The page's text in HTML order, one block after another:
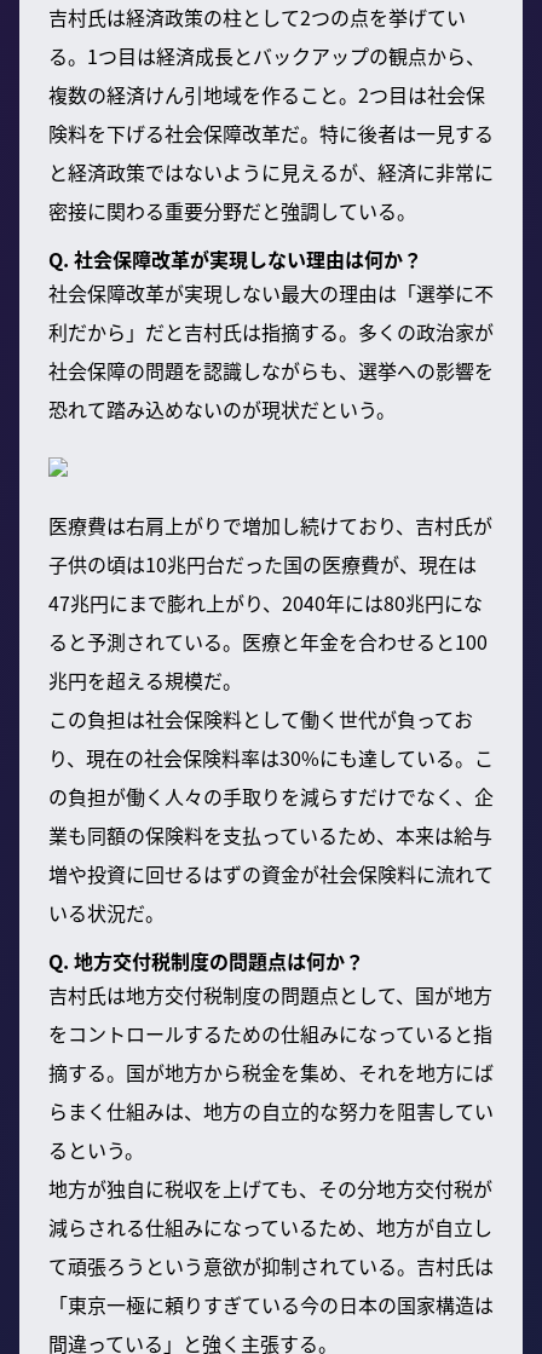
吉村氏は経済政策の柱として2つの点を挙げてい
る。1つ目は経済成長とバックアップの観点から、
複数の経済けん引地域を作ること。2つ目は社会保
険料を下げる社会保障改革だ。特に後者は一見する
と経済政策ではないように見えるが、経済に非常に
密接に関わる重要分野だと強調している。
Q. 社会保障改革が実現しない理由は何か？
社会保障改革が実現しない最大の理由は「選挙に不
利だから」だと吉村氏は指摘する。多くの政治家が
社会保障の問題を認識しながらも、選挙への影響を
恐れて踏み込めないのが現状だという。
医療費は右肩上がりで増加し続けており、吉村氏が
子供の頃は10兆円台だった国の医療費が、現在は
47兆円にまで膨れ上がり、2040年には80兆円にな
ると予測されている。医療と年金を合わせると100
兆円を超える規模だ。
この負担は社会保険料として働く世代が負ってお
り、現在の社会保険料率は30%にも達している。こ
の負担が働く人々の手取りを減らすだけでなく、企
業も同額の保険料を支払っているため、本来は給与
増や投資に回せるはずの資金が社会保険料に流れて
いる状況だ。
Q. 地方交付税制度の問題点は何か？
吉村氏は地方交付税制度の問題点として、国が地方
をコントロールするための仕組みになっていると指
摘する。国が地方から税金を集め、それを地方にば
らまく仕組みは、地方の自立的な努力を阻害してい
るという。
地方が独自に税収を上げても、その分地方交付税が
減らされる仕組みになっているため、地方が自立し
て頑張ろうという意欲が抑制されている。吉村氏は
「東京一極に頼りすぎている今の日本の国家構造は
間違っている」と強く主張する。